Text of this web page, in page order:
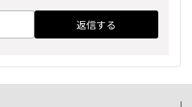
返信する